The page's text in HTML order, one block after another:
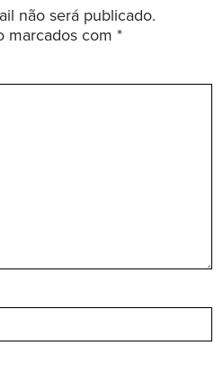
não será publicado.
marcados com *